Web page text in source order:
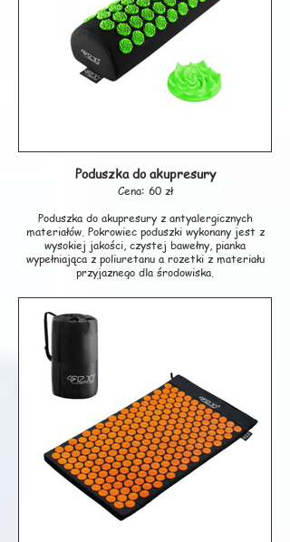
Poduszka do akupresury
Cena: 60 zł
Poduszka do akupresury z antyalergicznych
materiałów. Pokrowiec poduszki wykonany jest z
wysokiej jakości, czystej bawełny, pianka
wypełniająca z poliuretanu a rozetki z materiału
przyjaznego dla środowiska.
dolegliwościach, np.: stres, depresja, bóle
kręgosłupa, bóle głowy i barków, zmiany
zwyrodnieniowe kręgosłupa, bezsenność, słabe
- początkujący 5-10 minut
- średniozaawansowany 10-20 minut
- zaawansowany 20-40 minut.
Systematycznie zwiększaj czas używania maty po
przystosowywaniu się do niej.
Przeciwskazania:
- zaburzenia z krzepliwością
- stosowanie leków przeciwzakrzepowych
- szczególnie wrażliwa skóra.
Parametry:
długość - 38 cm